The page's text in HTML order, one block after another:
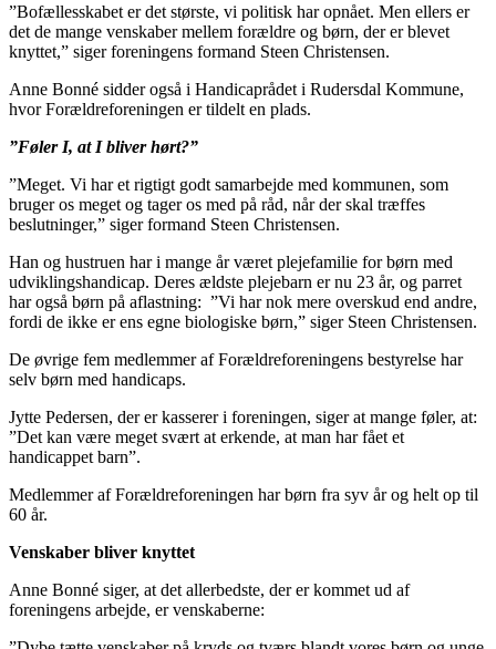
”Bofællesskabet er det største, vi politisk har opnået. Men ellers er
det de mange venskaber mellem forældre og børn, der er blevet
knyttet,” siger foreningens formand Steen Christensen.
Anne Bonné sidder også i Handicaprådet i Rudersdal Kommune,
hvor Forældreforeningen er tildelt en plads.
”Føler I, at I bliver hørt?”
”Meget. Vi har et rigtigt godt samarbejde med kommunen, som
bruger os meget og tager os med på råd, når der skal træffes
beslutninger,” siger formand Steen Christensen.
Han og hustruen har i mange år været plejefamilie for børn med
udviklingshandicap. Deres ældste plejebarn er nu 23 år, og parret
har også børn på aflastning: ”Vi har nok mere overskud end andre,
fordi de ikke er ens egne biologiske børn,” siger Steen Christensen.
De øvrige fem medlemmer af Forældreforeningens bestyrelse har
selv børn med handicaps.
Jytte Pedersen, der er kasserer i foreningen, siger at mange føler, at:
”Det kan være meget svært at erkende, at man har fået et
handicappet barn”.
Medlemmer af Forældreforeningen har børn fra syv år og helt op til
60 år.
Venskaber bliver knyttet
Anne Bonné siger, at det allerbedste, der er kommet ud af
foreningens arbejde, er venskaberne: